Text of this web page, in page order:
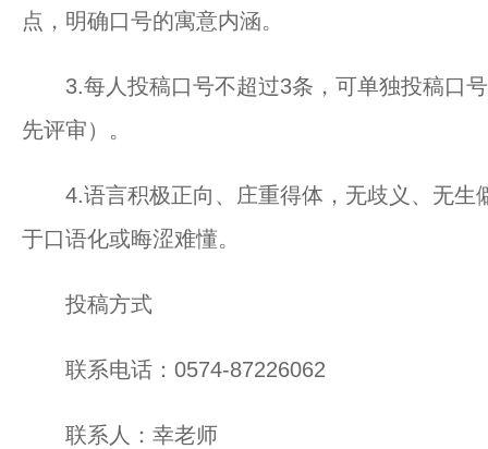
点，明确口号的寓意内涵。
3.每人投稿口号不超过3条，可单独投稿口号
先评审）。
4.语言积极正向、庄重得体，无歧义、无生
于口语化或晦涩难懂。
投稿方式
联系电话：0574-87226062
联系人：幸老师